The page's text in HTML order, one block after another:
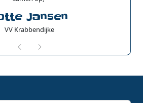
Jansen
VV Krabbendijke